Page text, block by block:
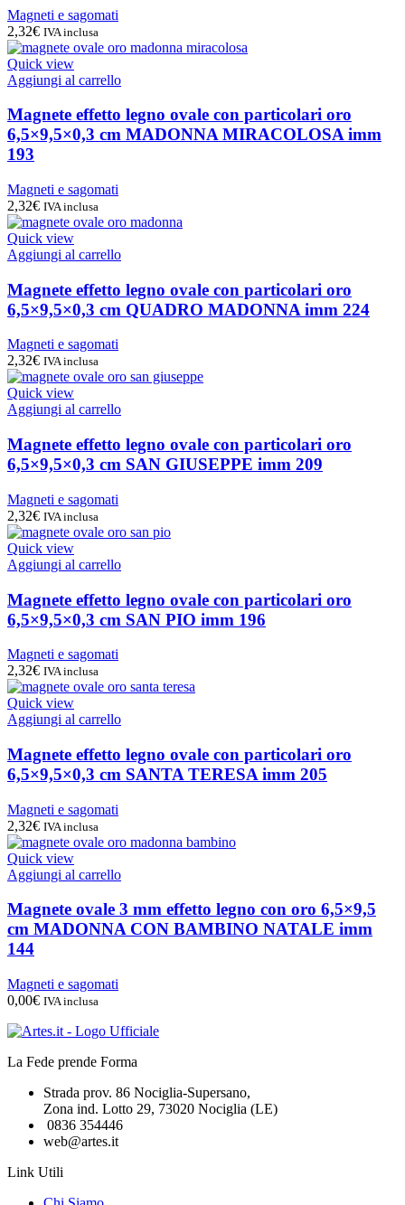
Magneti e sagomati
2,32€ IVA inclusa
Quick view
Aggiungi al carrello
Magnete effetto legno ovale con particolari oro
6,5×9,5×0,3 cm MADONNA MIRACOLOSA imm
193
Magneti e sagomati
2,32€ IVA inclusa
Quick view
Aggiungi al carrello
Magnete effetto legno ovale con particolari oro
6,5×9,5×0,3 cm QUADRO MADONNA imm 224
Magneti e sagomati
2,32€ IVA inclusa
Quick view
Aggiungi al carrello
Magnete effetto legno ovale con particolari oro
6,5×9,5×0,3 cm SAN GIUSEPPE imm 209
Magneti e sagomati
2,32€ IVA inclusa
Quick view
Aggiungi al carrello
Magnete effetto legno ovale con particolari oro
6,5×9,5×0,3 cm SAN PIO imm 196
Magneti e sagomati
2,32€ IVA inclusa
Quick view
Aggiungi al carrello
Magnete effetto legno ovale con particolari oro
6,5×9,5×0,3 cm SANTA TERESA imm 205
Magneti e sagomati
2,32€ IVA inclusa
Quick view
Aggiungi al carrello
Magnete ovale 3 mm effetto legno con oro 6,5×9,5
cm MADONNA CON BAMBINO NATALE imm
144
Magneti e sagomati
0,00€ IVA inclusa
La Fede prende Forma
Strada prov. 86 Nociglia-Supersano,
Zona ind. Lotto 29, 73020 Nociglia (LE)
0836 354446
web@artes.it
Link Utili